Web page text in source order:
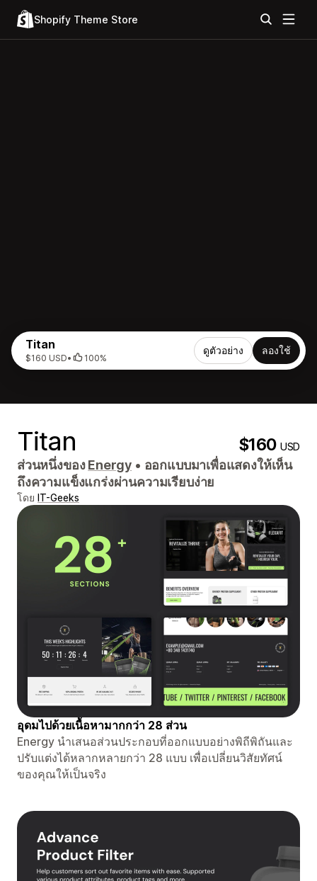
Shopify Theme Store
Titan
$160 USD• 100%
ดูตัวอย่าง ลองใช้
Titan $160USD
ส่วนหนึ่งของEnergy • ออกแบบมาเพื่อแสดงให้เห็น
ถึงความแข็งแกร่งผ่านความเรียบง่าย
โดย IT-Geeks
อุดมไปด้วยเนื้อหามากกว่า 28 ส่วน
Energy นำเสนอส่วนประกอบที่ออกแบบอย่างพิถีพิถันและ
ปรับแต่งได้หลากหลายกว่า 28 แบบ เพื่อเปลี่ยนวิสัยทัศน์
ของคุณให้เป็นจริง